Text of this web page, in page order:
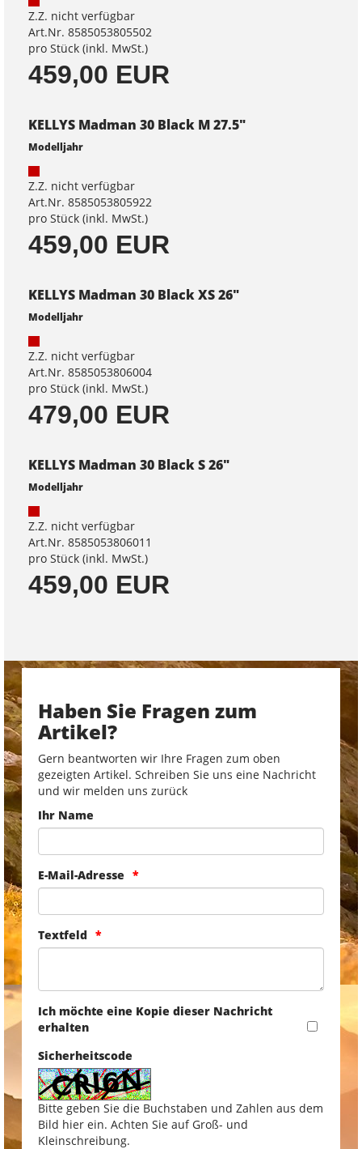
Z.Z. nicht verfügbar
Art.Nr. 8585053805502
pro Stück (inkl. MwSt.)
459,00 EUR
KELLYS Madman 30 Black M 27.5"
Modelljahr
Z.Z. nicht verfügbar
Art.Nr. 8585053805922
pro Stück (inkl. MwSt.)
459,00 EUR
KELLYS Madman 30 Black XS 26"
Modelljahr
Z.Z. nicht verfügbar
Art.Nr. 8585053806004
pro Stück (inkl. MwSt.)
479,00 EUR
KELLYS Madman 30 Black S 26"
Modelljahr
Z.Z. nicht verfügbar
Art.Nr. 8585053806011
pro Stück (inkl. MwSt.)
459,00 EUR
Haben Sie Fragen zum
Artikel?
Gern beantworten wir Ihre Fragen zum oben
gezeigten Artikel. Schreiben Sie uns eine Nachricht
und wir melden uns zurück
Ihr Name
E-Mail-Adresse
Textfeld
Ich möchte eine Kopie dieser Nachricht
erhalten
Sicherheitscode
Bitte geben Sie die Buchstaben und Zahlen aus dem
Bild hier ein. Achten Sie auf Groß- und
Kleinschreibung.